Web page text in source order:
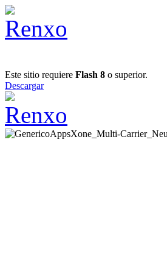
Este sitio requiere Flash 8 o superior.
Descargar